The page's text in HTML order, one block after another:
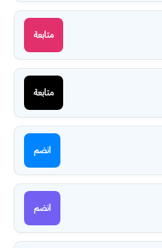
متابعة
متابعة
انضم
انضم